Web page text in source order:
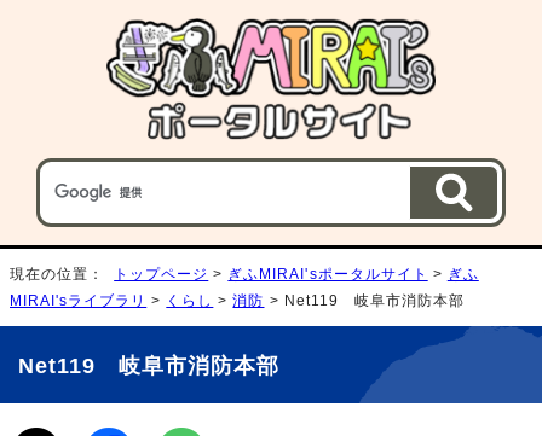
現在の位置： トップページ > ぎふMIRAI'sポータルサイト > ぎふ
MIRAI'sライブラリ > くらし >消防 > Net119 岐阜市消防本部
Net119 岐阜市消防本部